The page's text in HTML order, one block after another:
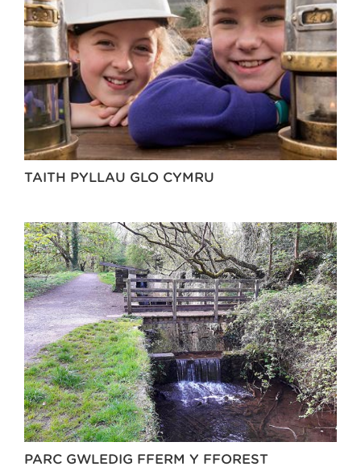
TAITH PYLLAU GLO CYMRU
PARC GWLEDIG FFERM Y FFOREST